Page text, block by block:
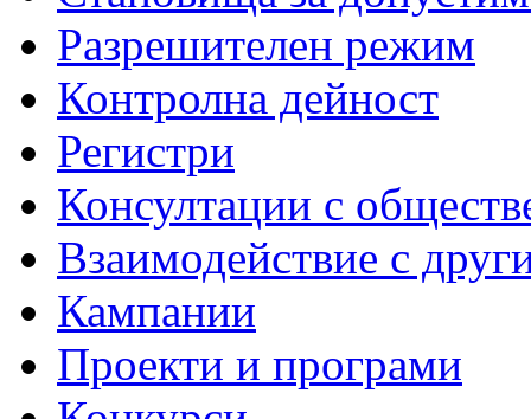
Разрешителен режим
Контролна дейност
Регистри
Консултации с
Взаимодействие с
Кампании
Проекти и програми